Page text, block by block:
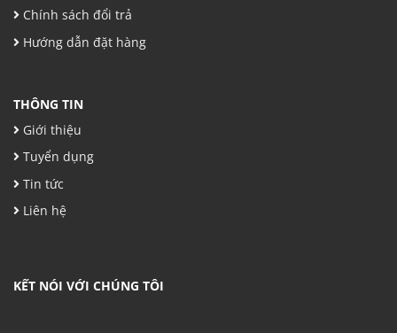
Chính sách đổi trả
Hướng dẫn đặt hàng
THÔNG TIN
Giới thiệu
Tuyển dụng
Tin tức
Liên hệ
KẾT NÓI VỚI CHÚNG TÔI